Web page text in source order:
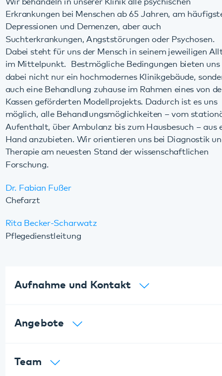
im Mittelpunkt. Bestmögliche Bedingungen bieten uns
dabei nicht nur ein hochmodernes Klinikgebäude, sondern
auch eine Behandlung zuhause im Rahmen eines von den
Kassen geförderten Modellprojekts. Dadurch ist es uns
möglich, alle Behandlungsmöglichkeiten – vom stationären
Aufenthalt, über Ambulanz bis zum Hausbesuch – aus einer
Hand anzubieten. Wir orientieren uns bei Diagnostik und
Dr. Fabian Fußer
Chefarzt
Rita Becker-Scharwatz
Pflegedienstleitung
Aufnahme und Kontakt
Angebote